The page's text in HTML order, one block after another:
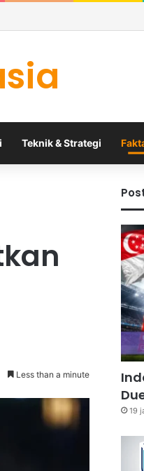
Tiket
Teknik & Strategi
Less than a minute
19